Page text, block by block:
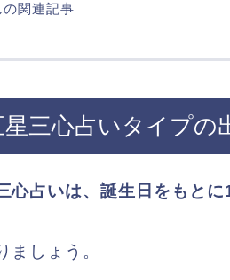
関連記事
三心占いタイプの
心占いは、誕生日をもと
ましょう。